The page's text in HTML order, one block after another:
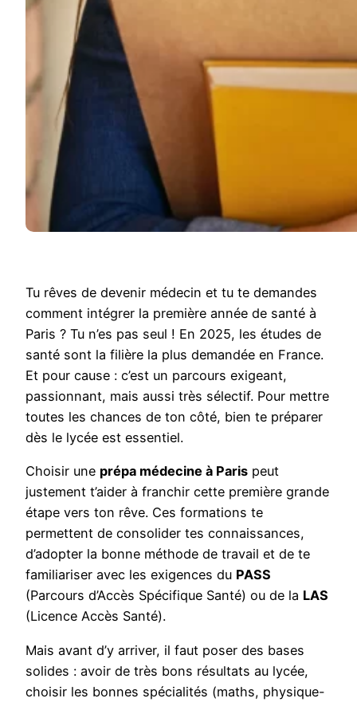
Tu rêves de devenir médecin et tu te demandes
comment intégrer la première année de santé à
Paris ? Tu n’es pas seul ! En 2025, les études de
santé sont la filière la plus demandée en France.
Et pour cause : c’est un parcours exigeant,
passionnant, mais aussi très sélectif. Pour mettre
toutes les chances de ton côté, bien te préparer
dès le lycée est essentiel.
Choisir une prépa médecine à Paris peut
justement t’aider à franchir cette première grande
étape vers ton rêve. Ces formations te
permettent de consolider tes connaissances,
d’adopter la bonne méthode de travail et de te
familiariser avec les exigences du PASS
(Parcours d’Accès Spécifique Santé) ou de la LAS
(Licence Accès Santé).
Mais avant d’y arriver, il faut poser des bases
solides : avoir de très bons résultats au lycée,
choisir les bonnes spécialités (maths, physique-